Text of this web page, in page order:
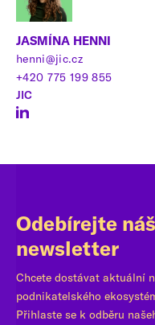
JASMÍNA HENNI
henni@jic.cz
+420 775 199 855
JIC
Odebírejte náš
newsletter
Chcete dostávat aktuální
podnikatelského
Přihlaste se k odběru